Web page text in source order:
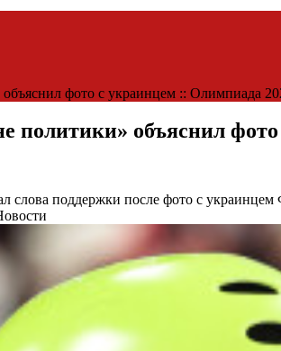
фото с украинцем :: Олимпиада
политики» объяснил
поддержки после фото с украинцем